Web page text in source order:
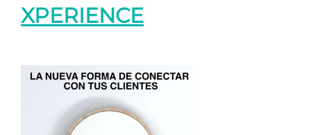
XPERIENCE